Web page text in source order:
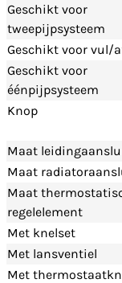
Geschikt voor
tweepijpsysteem
Geschikt voor vul/
Geschikt voor
éénpijpsysteem
Knop
Maat
Maat
Maat
regelelement
Met knelset
Met lansventiel
Met